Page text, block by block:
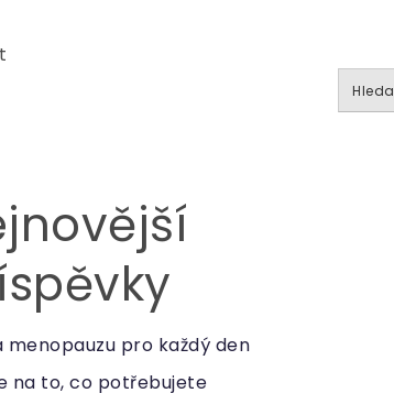
menopauzu pro každý den
na to, co potřebujete